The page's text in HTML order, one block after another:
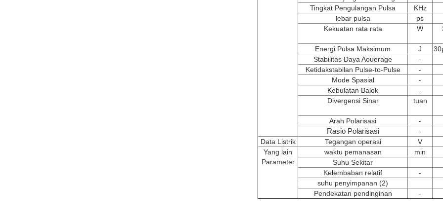
Tingkat Pengulangan Pulsa
KHz
lebar pulsa
ps
Kekuatan rata rata
W
Energi Pulsa Maksimum J
Stabilitas Daya Aouerage
-
Ketidakstabilan Pulse-to-Pulse
-
Mode Spasial
-
Kebulatan Balok
-
Divergensi Sinar
tuan
Arah Polarisasi -
Rasio Polarisasi
-
Data Listrik
Tegangan operasi
V
Yang lain
Parameter
waktu pemanasan
min
Suhu Sekitar
Kelembaban relatif
-
suhu penyimpanan (2)
Pendekatan pendinginan
-